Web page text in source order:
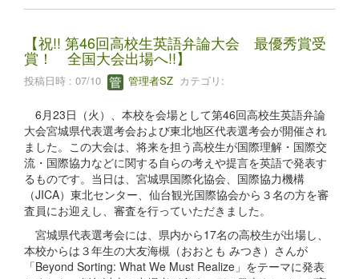
【祝!! 第46回高校生英語弁論大会 最優秀賞受
賞！ 全国大会出場へ!!】
投稿日時 : 07/10 管理者SZ カテゴリ:
6月23日（火）、本校を会場として第46回高校生英語弁論
大会宮城県代表選考会および東北地区代表選考会が開催され
ました。この大会は、将来を担う高校生が国際理解・国際交
流・国際協力などに関する自らの考えや提言を英語で発表す
るものです。当日は、宮城県国際化協会、国際協力機構
（JICA）東北センター、仙台観光国際協会から３名の方を審
査員にお迎えし、審査を行っていただきました。
宮城県代表選考会には、県内から17名の高校生が出場し、
本校からは３年生の大友海槻（おおとも みつき）さんが
「Beyond Sorting: What We Must Realize」をテーマに発表